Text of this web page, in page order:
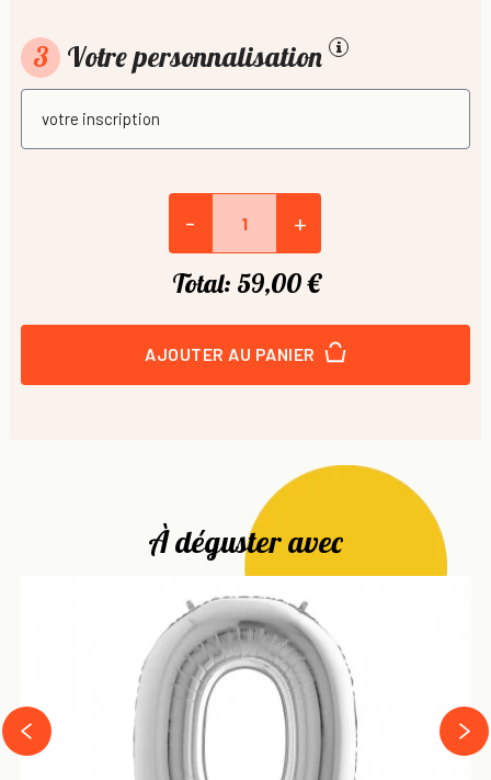
3 Votre personnalisation
- +
Total: 59,00 €
AJOUTER AU PANIER
À déguster avec
prev
next